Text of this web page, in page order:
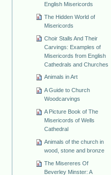
English Misericords
The Hidden World of
Misericords
Choir Stalls And Their
Carvings: Examples of
Misericords from English
Cathedrals and Churches
Animals in Art
A Guide to Church
Woodcarvings
A Picture Book of The
Misericords of Wells
Cathedral
Animals of the church in
wood, stone and bronze
The Misereres Of
Beverley Minster: A